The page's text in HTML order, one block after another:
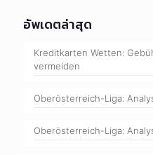
อัพเดตล่าสุด
Kreditkarten Wetten:
vermeiden
Oberösterreich-Liga:
Oberösterreich-Liga: